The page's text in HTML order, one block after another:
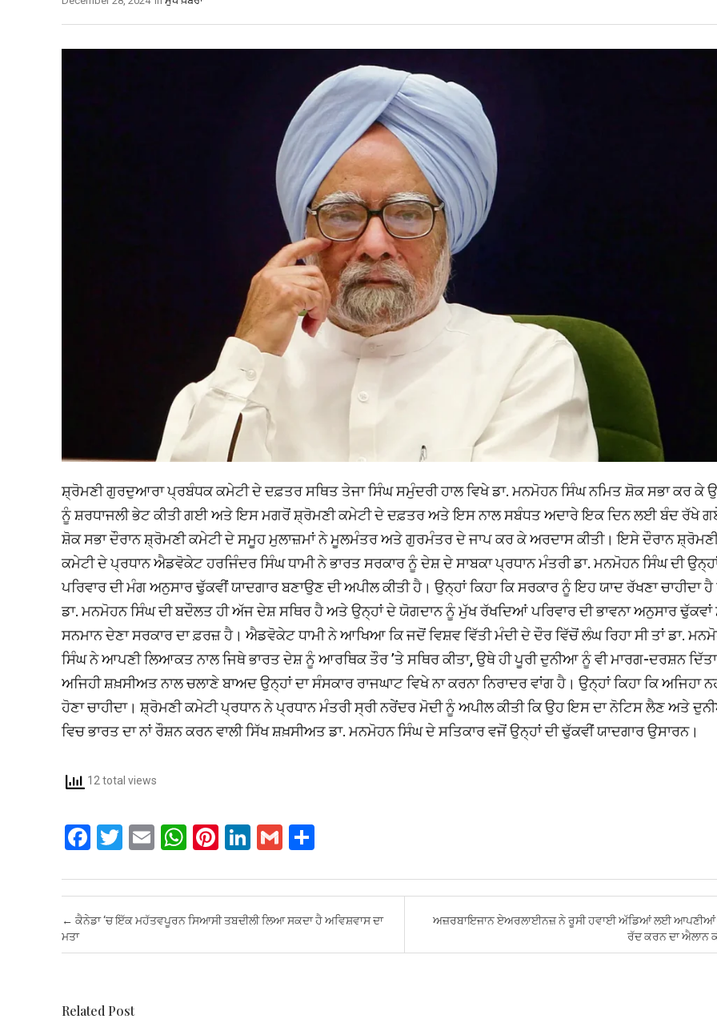
ਸ਼੍ਰੋਮਣੀ ਗੁਰਦੁਆਰਾ ਪ੍ਰਬੰਧਕ ਕਮੇਟੀ ਦੇ ਦਫ਼ਤਰ ਸਥਿਤ ਤੇਜਾ ਸਿੰਘ ਸਮੁੰਦਰੀ ਹਾਲ ਵਿਖੇ ਡਾ. ਮਨਮੋਹਨ ਸਿੰਘ ਨਮਿਤ ਸ਼ੋਕ ਸਭਾ ਕਰ ਕੇ
ਨੂੰ ਸ਼ਰਧਾਜਲੀ ਭੇਟ ਕੀਤੀ ਗਈ ਅਤੇ ਇਸ ਮਗਰੋਂ ਸ਼੍ਰੋਮਣੀ ਕਮੇਟੀ ਦੇ ਦਫ਼ਤਰ ਅਤੇ ਇਸ ਨਾਲ ਸਬੰਧਤ ਅਦਾਰੇ ਇਕ ਦਿਨ ਲਈ ਬੰਦ ਰੱਖੇ
ਸ਼ੋਕ ਸਭਾ ਦੌਰਾਨ ਸ਼੍ਰੋਮਣੀ ਕਮੇਟੀ ਦੇ ਸਮੂਹ ਮੁਲਾਜ਼ਮਾਂ ਨੇ ਮੂਲਮੰਤਰ ਅਤੇ ਗੁਰਮੰਤਰ ਦੇ ਜਾਪ ਕਰ ਕੇ ਅਰਦਾਸ ਕੀਤੀ। ਇਸੇ ਦੌਰਾਨ
ਕਮੇਟੀ ਦੇ ਪ੍ਰਧਾਨ ਐਡਵੋਕੇਟ ਹਰਜਿੰਦਰ ਸਿੰਘ ਧਾਮੀ ਨੇ ਭਾਰਤ ਸਰਕਾਰ ਨੂੰ ਦੇਸ਼ ਦੇ ਸਾਬਕਾ ਪ੍ਰਧਾਨ ਮੰਤਰੀ ਡਾ. ਮਨਮੋਹਨ ਸਿੰਘ ਦੀ
ਪਰਿਵਾਰ ਦੀ ਮੰਗ ਅਨੁਸਾਰ ਢੁੱਕਵੀਂ ਯਾਦਗਾਰ ਬਣਾਉਣ ਦੀ ਅਪੀਲ ਕੀਤੀ ਹੈ। ਉਨ੍ਹਾਂ ਕਿਹਾ ਕਿ ਸਰਕਾਰ ਨੂੰ ਇਹ ਯਾਦ ਰੱਖਣਾ ਚਾਹੀਦਾ ਹੈ
ਡਾ. ਮਨਮੋਹਨ ਸਿੰਘ ਦੀ ਬਦੌਲਤ ਹੀ ਅੱਜ ਦੇਸ਼ ਸਥਿਰ ਹੈ ਅਤੇ ਉਨ੍ਹਾਂ ਦੇ ਯੋਗਦਾਨ ਨੂੰ ਮੁੱਖ ਰੱਖਦਿਆਂ ਪਰਿਵਾਰ ਦੀ ਭਾਵਨਾ ਅਨੁਸਾਰ ਢੁੱਕਵਾਂ
ਸਨਮਾਨ ਦੇਣਾ ਸਰਕਾਰ ਦਾ ਫ਼ਰਜ਼ ਹੈ। ਐਡਵੋਕੇਟ ਧਾਮੀ ਨੇ ਆਖਿਆ ਕਿ ਜਦੋਂ ਵਿਸ਼ਵ ਵਿੱਤੀ ਮੰਦੀ ਦੇ ਦੌਰ ਵਿੱਚੋਂ ਲੰਘ ਰਿਹਾ ਸੀ ਤਾਂ ਡਾ.
ਸਿੰਘ ਨੇ ਆਪਣੀ ਲਿਆਕਤ ਨਾਲ ਜਿਥੇ ਭਾਰਤ ਦੇਸ਼ ਨੂੰ ਆਰਥਿਕ ਤੌਰ ’ਤੇ ਸਥਿਰ ਕੀਤਾ, ਉਥੇ ਹੀ ਪੂਰੀ ਦੁਨੀਆ ਨੂੰ ਵੀ ਮਾਰਗ-ਦਰਸ਼ਨ ਦਿੱਤਾ
ਅਜਿਹੀ ਸ਼ਖ਼ਸੀਅਤ ਨਾਲ ਚਲਾਣੇ ਬਾਅਦ ਉਨ੍ਹਾਂ ਦਾ ਸੰਸਕਾਰ ਰਾਜਘਾਟ ਵਿਖੇ ਨਾ ਕਰਨਾ ਨਿਰਾਦਰ ਵਾਂਗ ਹੈ। ਉਨ੍ਹਾਂ ਕਿਹਾ ਕਿ ਅਜਿਹਾ
ਹੋਣਾ ਚਾਹੀਦਾ। ਸ਼੍ਰੋਮਣੀ ਕਮੇਟੀ ਪ੍ਰਧਾਨ ਨੇ ਪ੍ਰਧਾਨ ਮੰਤਰੀ ਸ੍ਰੀ ਨਰੇਂਦਰ ਮੋਦੀ ਨੂੰ ਅਪੀਲ ਕੀਤੀ ਕਿ ਉਹ ਇਸ ਦਾ ਨੋਟਿਸ ਲੈਣ ਅਤੇ
ਵਿਚ ਭਾਰਤ ਦਾ ਨਾਂ ਰੌਸ਼ਨ ਕਰਨ ਵਾਲੀ ਸਿੱਖ ਸ਼ਖ਼ਸੀਅਤ ਡਾ. ਮਨਮੋਹਨ ਸਿੰਘ ਦੇ ਸਤਿਕਾਰ ਵਜੋਂ ਉਨ੍ਹਾਂ ਦੀ ਢੁੱਕਵੀਂ ਯਾਦਗਾਰ ਉਸਾਰਨ।
12 total views
F
ce
b
T
tt
er
E
ail
W
at
s
Pi
er
es
Li
ke
dI
G
ail ar
e
Post navigation
← ਕੈਨੇਡਾ ‘ਚ ਇੱਕ ਮਹੱਤਵਪੂਰਨ ਸਿਆਸੀ ਤਬਦੀਲੀ ਲਿਆ ਸਕਦਾ ਹੈ ਅਵਿਸ਼ਵਾਸ ਦਾ
ਮਤਾ
ਅਜ਼ਰਬਾਇਜਾਨ ਏਅਰਲਾਈਨਜ਼ ਨੇ ਰੂਸੀ ਹਵਾਈ ਅੱਡਿਆਂ ਲਈ ਆਪਣੀਆਂ
ਰੱਦ ਕਰਨ ਦਾ ਐਲਾਨ
Related Post